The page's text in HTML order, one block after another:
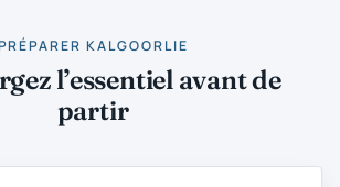
KALGOORLIE
l’essentiel avant de
partir